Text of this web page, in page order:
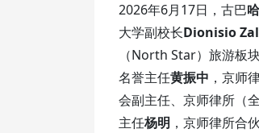
2026年6月17日，古巴
大学副校长Dionisio
（North Star）旅游板
名誉主任黄振中 ，京师
会副主任、京师律所（
主任杨明 ，京师律所合